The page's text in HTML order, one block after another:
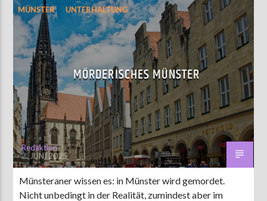
MÜNSTER UNTERHALTUNG
MÖRDERISCHES MÜNSTER
Redaktion
3. JUNI 2025
Münsteraner wissen es: in Münster wird gemordet.
Nicht unbedingt in der Realität, zumindest aber im